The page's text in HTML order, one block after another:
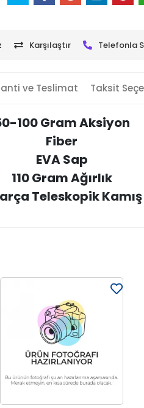
Karşılaştır Telefonla
ve Teslimat Taksit
100 Gram Aksiyon
Fiber
EVA Sap
110 Gram Ağırlık
Teleskopik Kamış